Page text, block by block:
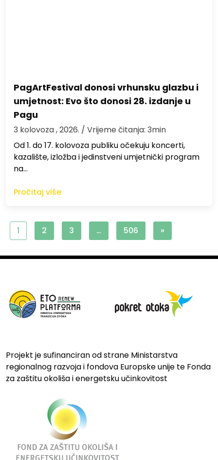
PagArtFestival donosi vrhunsku glazbu i
umjetnost: Evo što donosi 28. izdanje u
Pagu
3 kolovoza , 2026. / Vrijeme čitanja: 3min
Od 1. do 17. kolovoza publiku očekuju koncerti,
kazalište, izložba i jedinstveni umjetnički program
na…
Pročitaj više
1 2 3 … 506 »
Projekt je sufinanciran od strane Ministarstva
regionalnog razvoja i fondova Europske unije te Fonda
za zaštitu okoliša i energetsku učinkovitost